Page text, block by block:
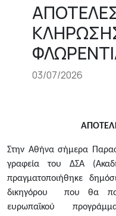
03/07/2026
Στην Αθήνα σήμερα
γραφεία του ΔΣΑ
πραγματοποιήθηκε
δικηγόρου που θα
ευρωπαϊκού